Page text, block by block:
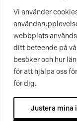
Vi använder
webbplats
ditt beteende på
besöker och hur
för att hjälpa oss
för dig.
Justera mina